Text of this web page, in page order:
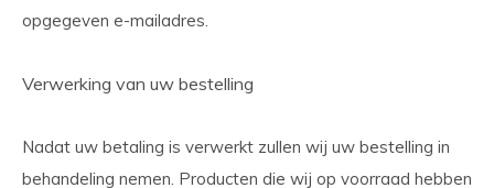
opgegeven e-mailadres.
Verwerking van uw bestelling
Nadat uw betaling is verwerkt zullen wij uw bestelling in
behandeling nemen. Producten die wij op voorraad hebben